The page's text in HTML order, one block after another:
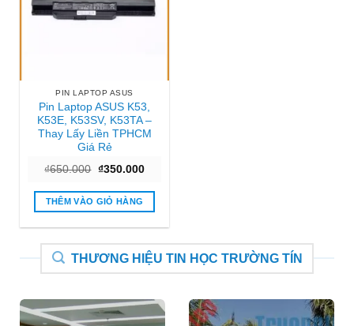
PIN LAPTOP ASUS
Pin Laptop ASUS K53,
K53E, K53SV, K53TA –
Thay Lấy Liền TPHCM
Giá Rẻ
₫650.000 Giá
là:
₫650.000.
₫350.000Giá
tại
₫350.000.
THÊM VÀO GIỎ HÀNG
THƯƠNG HIỆU TIN HỌC TRƯỜNG TÍN